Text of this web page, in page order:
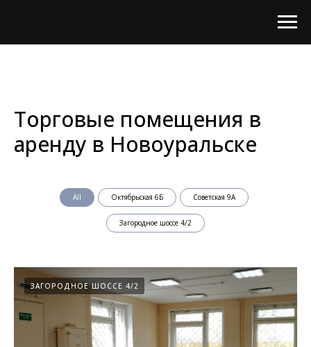
Торговые помещения в
аренду в Новоуральске
All Октябрьская 6Б Советская 9А
Загородное шоссе 4/2
ЗАГОРОДНОЕ ШОССЕ 4/2